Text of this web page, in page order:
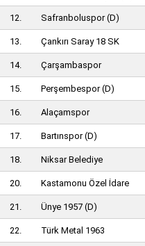
12. Safranboluspor(D)
13. Çankırı Saray 18 SK
14. Çarşambaspor
15. Perşembespor(D)
16. Alaçamspor
17. Bartınspor(D)
18. Niksar Belediye
20. Kastamonu Özel İdare
21. Ünye 1957 (D)
22. Türk Metal 1963